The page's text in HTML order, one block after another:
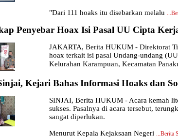
"Dari 111 hoaks itu disebarkan melalu ...
Penyebar Hoax Isi Pasal UU Cipta
JAKARTA, Berita HUKUM - Direktorat
hoax terkait isi pasal Undang-undang
Kelurahan Karampuan, Kecamatan
Kejari Bahas Informasi Hoaks dan
SINJAI, Berita HUKUM - Acara kemah
sukses. Pasalnya di acara tersebut,
sangat diperlukan.
Menurut Kepala Kejaksaan Negeri ...Berita